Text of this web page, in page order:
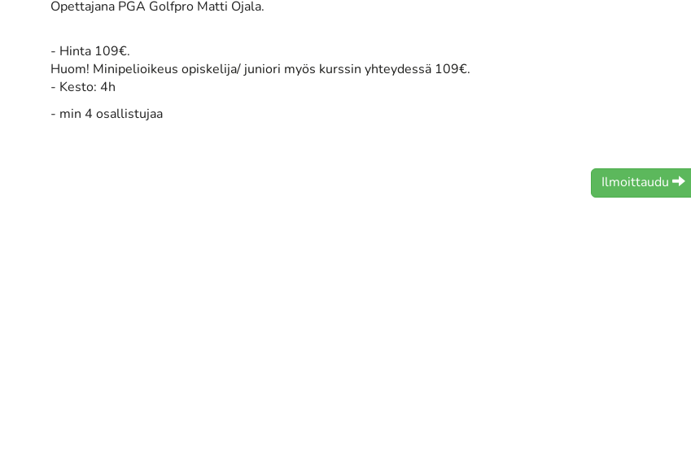
Opettajana PGA Golfpro Matti Ojala.
- Hinta 109€.
​Huom! Minipelioikeus opiskelija/ juniori myös kurssin yhteydessä 109€.
- Kesto: 4h
- min 4 osallistujaa
Ilmoittaudu